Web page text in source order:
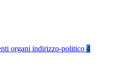
organi indirizzo-politico 4